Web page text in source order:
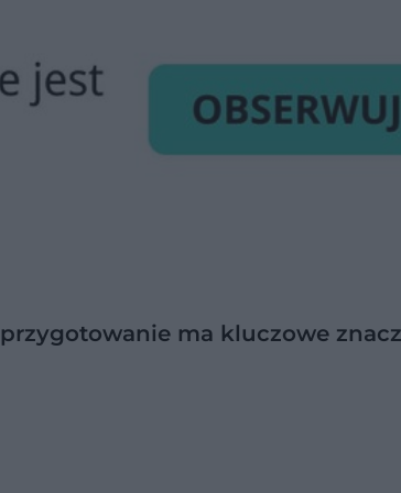
ma kluczowe